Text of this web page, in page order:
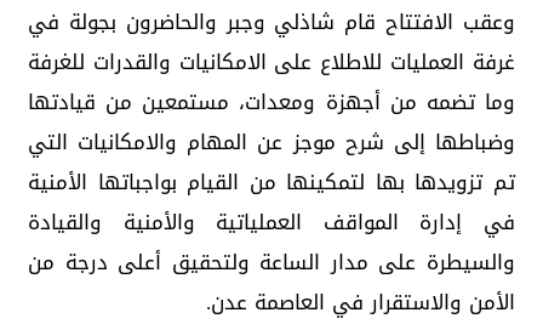
وعقب الافتتاح قام شاذلي وجبر والحاضرون بجولة في
غرفة العمليات للاطلاع على الامكانيات والقدرات للغرفة
وما تضمه من أجهزة ومعدات، مستمعين من قيادتها
وضباطها إلى شرح موجز عن المهام والامكانيات التي
تم تزويدها بها لتمكينها من القيام بواجباتها الأمنية
في إدارة المواقف العملياتية والأمنية والقيادة
والسيطرة على مدار الساعة ولتحقيق أعلى درجة من
الأمن والاستقرار في العاصمة عدن.